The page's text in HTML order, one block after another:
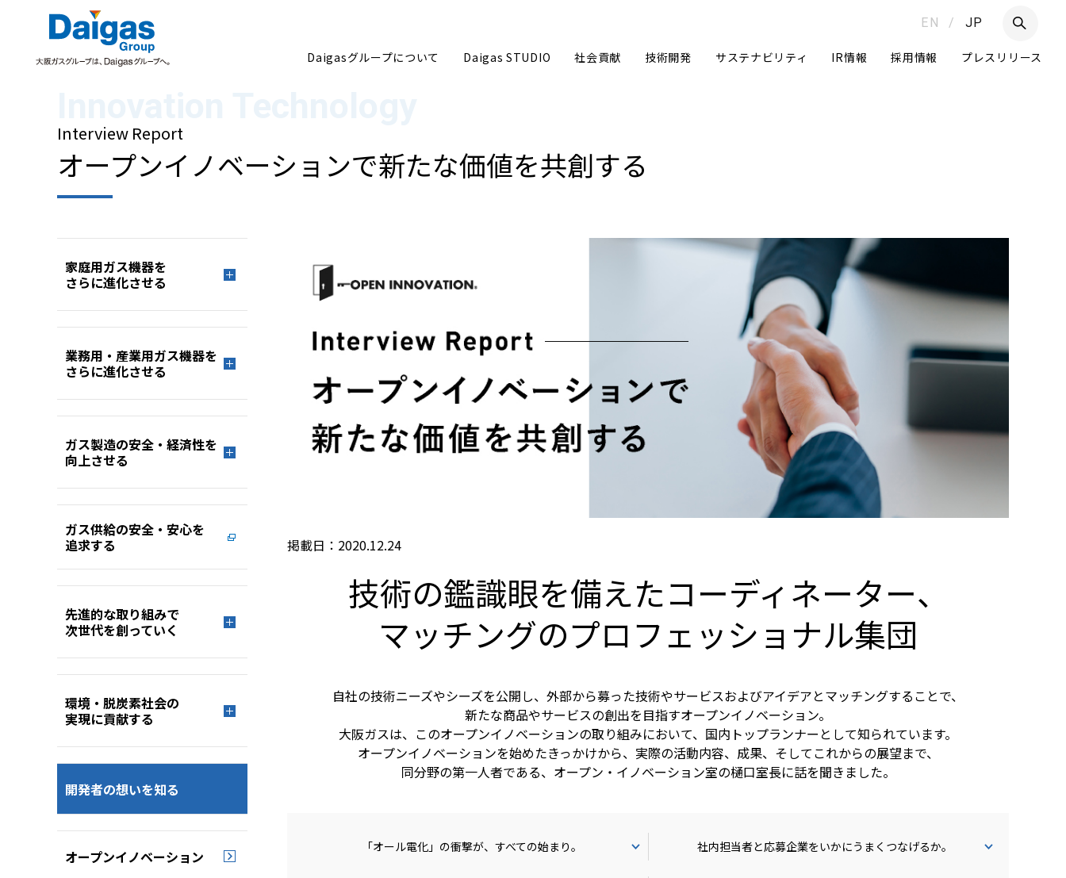
EN / JP
Daigasグループについて
Daigasグループについて
数字で見るDaigasグループ
Daigasグループ経営体制
Daigasグループ会社一覧 カーボンニュートラルへの挑戦
『e-メタン』プロモーションサイト
Daigas STUDIO 社会貢献 技術開発 サステナビリティ IR情報 採用情報 プレスリリース
Interview Report
オープンイノベーションで新たな価値を共創する
掲載日：2020.12.24
技術の鑑識眼を備えたコーディネーター、
マッチングのプロフェッショナル集団
自社の技術ニーズやシーズを公開し、外部から募った技術やサービスおよびアイデアとマッチングすることで、
新たな商品やサービスの創出を目指すオープンイノベーション。
大阪ガスは、このオープンイノベーションの取り組みにおいて、国内トップランナーとして知られています。
オープンイノベーションを始めたきっかけから、実際の活動内容、成果、そしてこれからの展望まで、
同分野の第一人者である、オープン・イノベーション室の樋口室長に話を聞きました。
「オール電化」の衝撃が、すべての始まり。 社内担当者と応募企業をいかにうまくつなげるか。
家庭用ガス機器を
さらに進化させる
業務用・産業用ガス機器を
さらに進化させる
ガス製造の安全・経済性を
向上させる
ガス供給の安全・安心を
追求する
先進的な取り組みで
次世代を創っていく
環境・脱炭素社会の
実現に貢献する
開発者の想いを知る
オープンイノベーション